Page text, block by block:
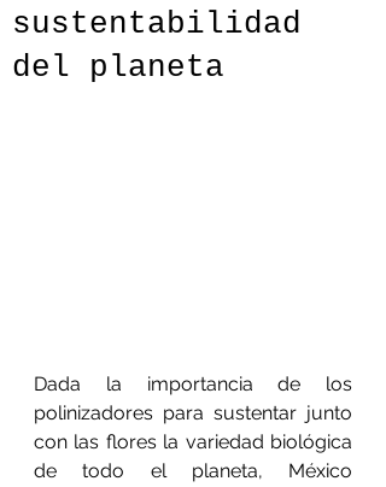
sustentabilidad
del planeta
Dada la importancia de los
polinizadores para sustentar junto
con las flores la variedad biológica
de todo el planeta, México